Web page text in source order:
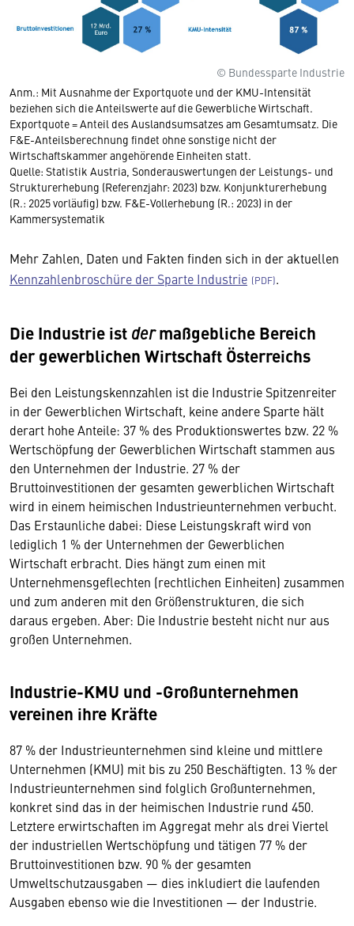
© Bundessparte Industrie
Anm.: Mit Ausnahme der Exportquote und der KMU-Intensität
beziehen sich die Anteilswerte auf die Gewerbliche Wirtschaft.
Exportquote = Anteil des Auslandsumsatzes am Gesamtumsatz. Die
F&E-Anteilsberechnung findet ohne sonstige nicht der
Wirtschaftskammer angehörende Einheiten statt.
Quelle: Statistik Austria, Sonderauswertungen der Leistungs- und
Strukturerhebung (Referenzjahr: 2023) bzw. Konjunkturerhebung
(R.: 2025 vorläufig) bzw. F&E-Vollerhebung (R.: 2023) in der
Kammersystematik
Mehr Zahlen, Daten und Fakten finden sich in der aktuellen
Kennzahlenbroschüre der Sparte Industrie
.
Die Industrie ist dermaßgebliche Bereich
der gewerblichen Wirtschaft Österreichs
Bei den Leistungskennzahlen ist die Industrie Spitzenreiter
in der Gewerblichen Wirtschaft, keine andere Sparte hält
derart hohe Anteile: 37 % des Produktionswertes bzw. 22 %
Wertschöpfung der Gewerblichen Wirtschaft stammen aus
den Unternehmen der Industrie. 27 % der
Bruttoinvestitionen der gesamten gewerblichen Wirtschaft
wird in einem heimischen Industrieunternehmen verbucht.
Das Erstaunliche dabei: Diese Leistungskraft wird von
lediglich 1 % der Unternehmen der Gewerblichen
Wirtschaft erbracht. Dies hängt zum einen mit
Unternehmensgeflechten (rechtlichen Einheiten) zusammen
und zum anderen mit den Größenstrukturen, die sich
daraus ergeben. Aber: Die Industrie besteht nicht nur aus
großen Unternehmen.
Industrie-KMU und -Großunternehmen
vereinen ihre Kräfte
87 % der Industrieunternehmen sind kleine und mittlere
Unternehmen (KMU) mit bis zu 250 Beschäftigten. 13 % der
Industrieunternehmen sind folglich Großunternehmen,
konkret sind das in der heimischen Industrie rund 450.
Letztere erwirtschaften im Aggregat mehr als drei Viertel
der industriellen Wertschöpfung und tätigen 77 % der
Bruttoinvestitionen bzw. 90 % der gesamten
Umweltschutzausgaben — dies inkludiert die laufenden
Ausgaben ebenso wie die Investitionen — der Industrie.